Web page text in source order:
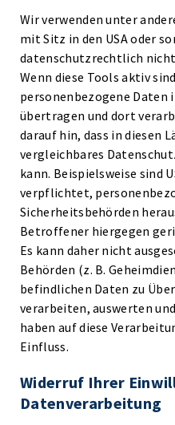
Wir verwenden unter
mit Sitz in den USA oder
datenschutzrechtlich
Wenn diese Tools aktiv
personenbezogene
übertragen und dort
darauf hin, dass in diesen
vergleichbares
kann. Beispielsweise sind
verpflichtet,
Sicherheitsbehörden
Betroffener hiergegen
Es kann daher nicht
Behörden (z. B.
befindlichen Daten zu
verarbeiten, auswerten
haben auf diese
Einfluss.
Widerruf Ihrer
Datenverarbeitung